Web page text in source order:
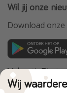
Wil jij onze
Download
HolidayPirates
Wij